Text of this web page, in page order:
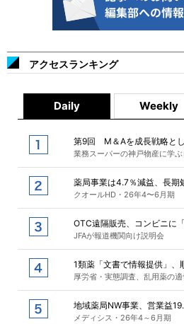
アクセスランキング
Daily Weekly
第9回 M＆Aを成長戦略と
業務スーパーの神戸物産に学
薬局事業は4.7％減益、長期
クオールHD・26年4〜6月期
OTC遠隔販売、コンビニに
JFAが報道機関向け説明会
1類薬「文書で情報提供」、
厚労省・実態調査、乱用薬の
地域薬局NW事業、営業益
メディシス・26年4～6月期